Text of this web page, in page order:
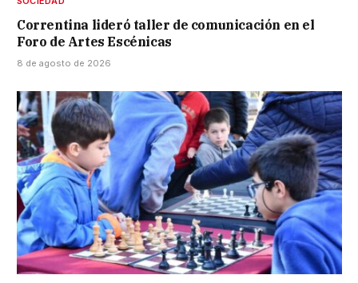
Correntina lideró taller de comunicación en el
Foro de Artes Escénicas
8 de agosto de 2026